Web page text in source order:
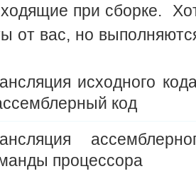
при сборке.
от вас, но
исходного
код
процессора